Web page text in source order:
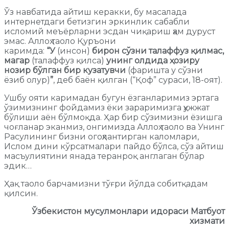
Ўз навбатида айтиш керакки, бу масалада
интернетдаги бетизгин эркинлик сабабли
исломий меъёрларни эсдан чиқариш ҳам дуруст
эмас. Аллоҳ таоло Қуръони
каримда: “У (инсон) бирон сўзни талаффуз қилмас,
магар (талаффуз қилса) унинг олдида ҳозиру
нозир бўлган бир кузатувчи (фаришта у сўзни
ёзиб олур)”, деб баён қилган (“Қоф” сураси, 18-оят).
Ушбу ояти каримадан бугун ёзганларимиз эртага
ўзимизнинг фойдамиз ёки зараримизга ҳужжат
бўлиши аён бўлмоқда. Ҳар бир сўзимизни ёзишга
чоғланар эканмиз, онгимизда Аллоҳ таоло ва Унинг
Расулининг бизни огоҳлантирган каломлари,
Ислом дини кўрсатмалари пайдо бўлса, сўз айтиш
масъулиятини янада теранроқ англаган бўлар
эдик…
Ҳақ таоло барчамизни тўғри йўлда собитқадам
қилсин.
Ўзбекистон мусулмонлари идораси Матбуот
хизмати